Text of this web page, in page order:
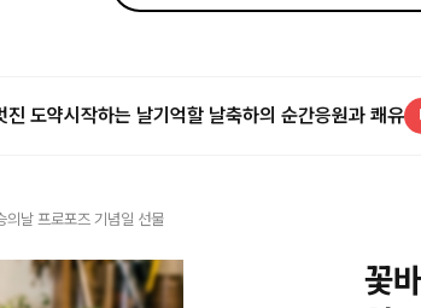
진 도약시작하는 날기억할 날축하의 순간응원과 쾌유
날 프로포즈 기념일 선물
꽃